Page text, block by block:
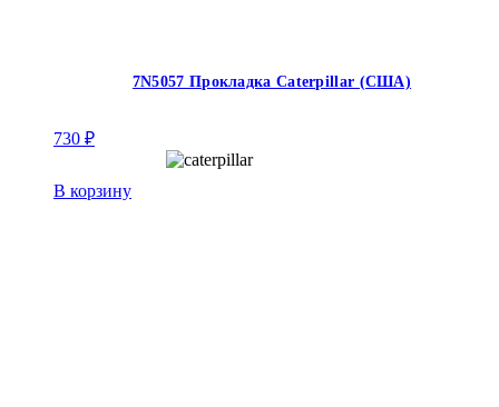
7N5057 Прокладка Caterpillar (США)
730 ₽
В корзину